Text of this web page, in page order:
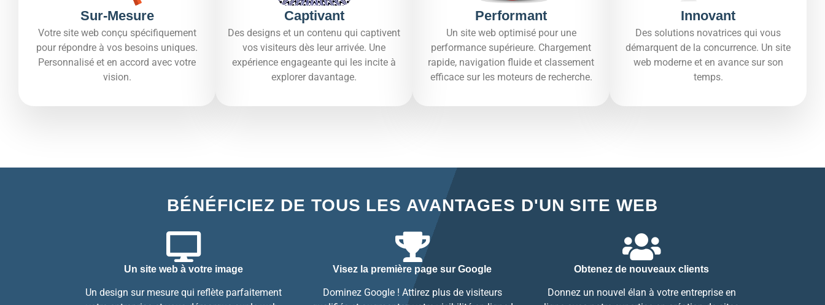
Sur-Mesure
Votre site web conçu spécifiquement
pour répondre à vos besoins uniques.
Personnalisé et en accord avec votre
vision.
Captivant
Des designs et un contenu qui captivent
vos visiteurs dès leur arrivée. Une
expérience engageante qui les incite à
explorer davantage.​
Performant
Un site web optimisé pour une
performance supérieure. Chargement
rapide, navigation fluide et classement
efficace sur les moteurs de recherche.​
Innovant
Des solutions novatrices qui vous
démarquent de la concurrence. Un site
web moderne et en avance sur son
temps.​
BÉNÉFICIEZ DE TOUS LES AVANTAGES D'UN SITE WEB
Un site web à votre image
Un design sur mesure qui reflète parfaitement
Visez la première page sur Google
Dominez Google ! Attirez plus de visiteurs
Obtenez de nouveaux clients
Donnez un nouvel élan à votre entreprise en